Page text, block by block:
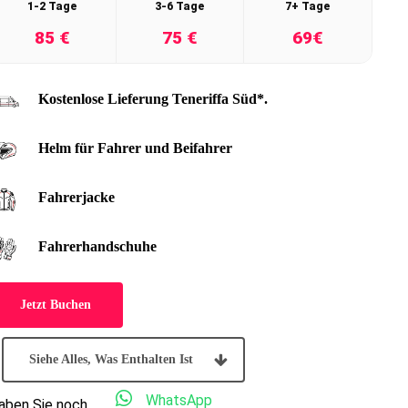
1-2 Tage
85 €
3-6 Tage
75 €
7+ Tage
69€
Kostenlose Lieferung Teneriffa Süd*.
Helm für Fahrer und Beifahrer
Fahrerjacke
Fahrerhandschuhe
Jetzt Buchen
Siehe Alles, Was Enthalten Ist
WhatsApp